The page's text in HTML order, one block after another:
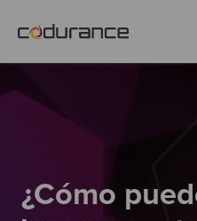
Servicios
¿Cómo